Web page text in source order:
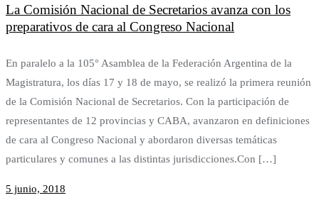
La Comisión Nacional de Secretarios avanza con los
preparativos de cara al Congreso Nacional
En paralelo a la 105° Asamblea de la Federación Argentina de la
Magistratura, los días 17 y 18 de mayo, se realizó la primera reunión
de la Comisión Nacional de Secretarios. Con la participación de
representantes de 12 provincias y CABA, avanzaron en definiciones
de cara al Congreso Nacional y abordaron diversas temáticas
particulares y comunes a las distintas jurisdicciones.Con […]
5 junio, 2018